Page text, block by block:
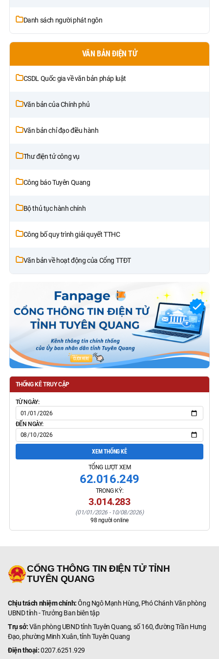
Danh sách người phát ngôn
VĂN BẢN ĐIỆN TỬ
CSDL Quốc gia về văn bản pháp luật
Văn bản của Chính phủ
Văn bản chỉ đạo điều hành
Thư điện tử công vụ
Công báo Tuyên Quang
Bộ thủ tục hành chính
Công bố quy trình giải quyết TTHC
Văn bản về hoạt động của Cổng TTĐT
THỐNG KÊ TRUY CẬP
TỪ NGÀY:
ĐẾN NGÀY:
XEM THỐNG KÊ
TỔNG LƯỢT XEM
62.016.249
TRONG KỲ:
3.014.283
(01/01/2026 - 10/08/2026)
98 người online
CỔNG THÔNG TIN ĐIỆN TỬ TỈNH
TUYÊN QUANG
Chịu trách nhiệm chính:Ông Ngô Mạnh Hùng, Phó Chánh Văn phòng
UBND tỉnh - Trưởng Ban biên tập
Trụ sở:Văn phòng UBND tỉnh Tuyên Quang, số 160, đường Trần Hưng
Đạo, phường Minh Xuân, tỉnh Tuyên Quang
Điện thoại:0207.6251.929